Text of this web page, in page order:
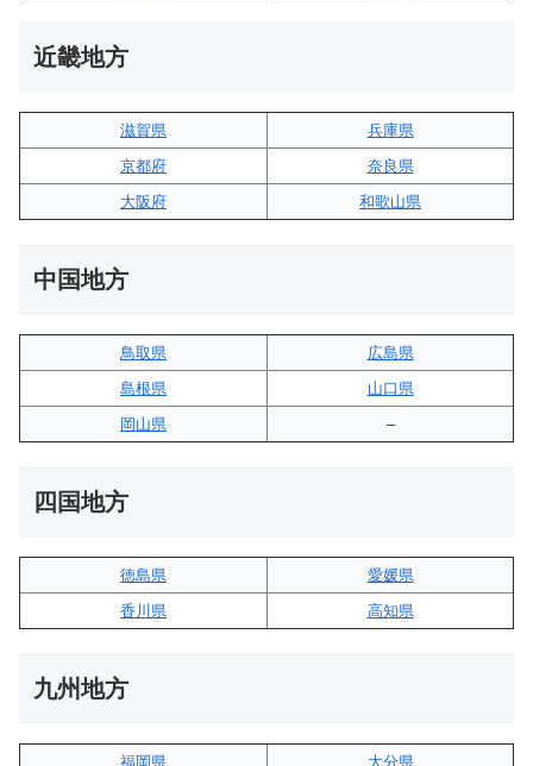
近畿地方
滋賀県
兵庫県
京都府
奈良県
大阪府
和歌山県
中国地方
鳥取県
広島県
島根県
山口県
岡山県
–
四国地方
徳島県
愛媛県
香川県
高知県
九州地方
福岡県 大分県